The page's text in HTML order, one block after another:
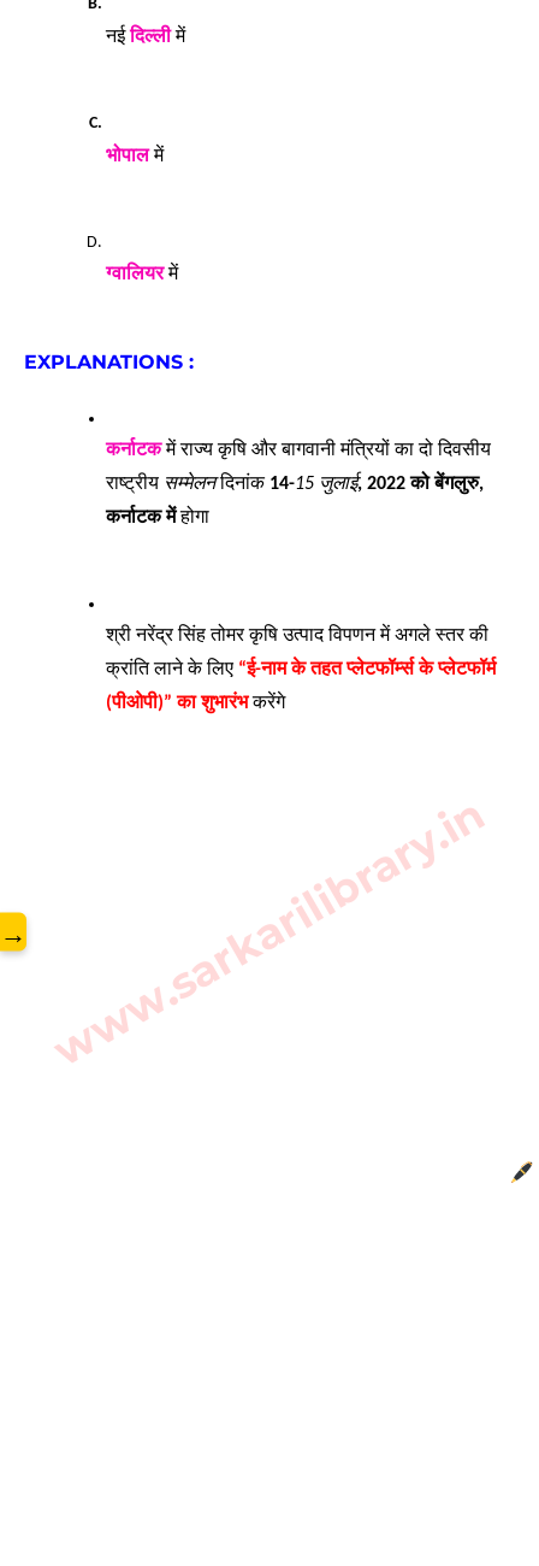
नई दिल्ली में
भोपाल में
ग्वालियर में
EXPLANATIONS :
कर्नाटक में राज्य कृषि और बागवानी मंत्रियों का दो दिवसीय
राष्ट्रीय सम्मेलन दिनांक 14-15 जुलाई, 2022 को बेंगलुरु,
कर्नाटक में होगा
श्री नरेंद्र सिंह तोमर कृषि उत्पाद विपणन में अगले स्तर की
क्रांति लाने के लिए “ई-नाम के तहत प्लेटफॉर्म्‍स के प्लेटफॉर्म
(पीओपी)” का शुभारंभ करेंगे
www.sarkarilibrary.in
→